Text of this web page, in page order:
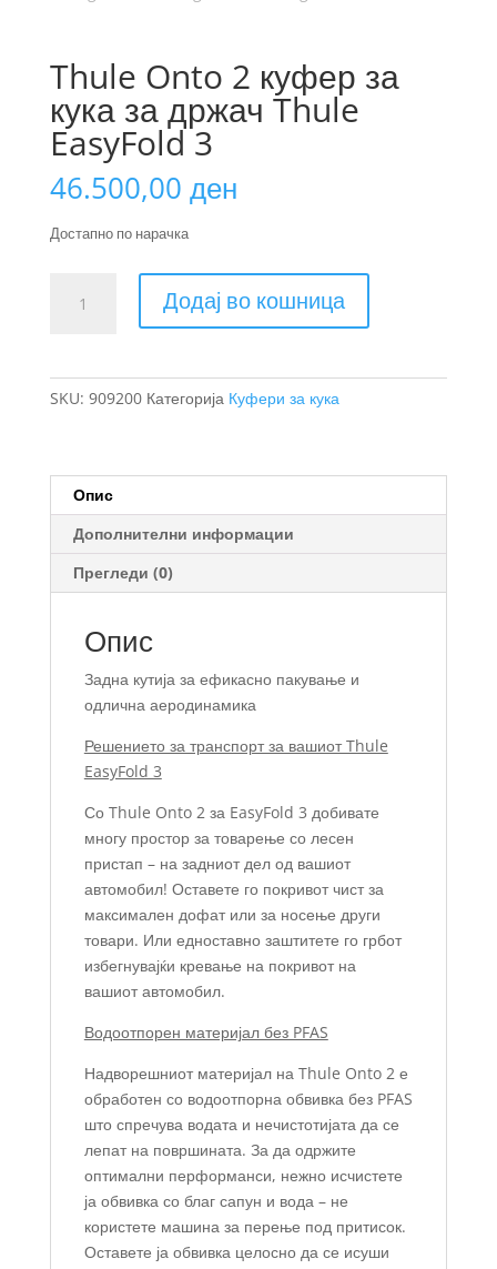
Thule Onto 2 куфер за
кука за држач Thule
EasyFold 3
46.500,00 ден
Достапно по нарачка
Onto
Thule
EasyFold
количина
Додај во кошница
SKU: 909200 Категорија Куфери за кука
Опис
Дополнителни информации
Прегледи (0)
Опис
Задна кутија за ефикасно пакување и
одлична аеродинамика
Решението за транспорт за вашиот Thule
EasyFold 3
Со Thule Onto 2 за EasyFold 3 добивате
многу простор за товарење со лесен
пристап – на задниот дел од вашиот
автомобил! Оставете го покривот чист за
максимален дофат или за носење други
товари. Или едноставно заштитете го грбот
избегнувајќи кревање на покривот на
вашиот автомобил.
Водоотпорен материјал без PFAS
Надворешниот материјал на Thule Onto 2 е
обработен со водоотпорна обвивка без PFAS
што спречува водата и нечистотијата да се
лепат на површината. За да одржите
оптимални перформанси, нежно исчистете
ја обвивка со благ сапун и вода – не
користете машина за перење под притисок.
Оставете ја обвивка целосно да се исуши